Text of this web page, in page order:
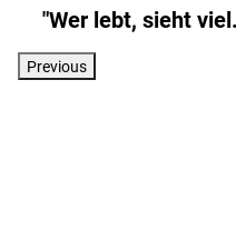
"Wer lebt, sieht
Previous